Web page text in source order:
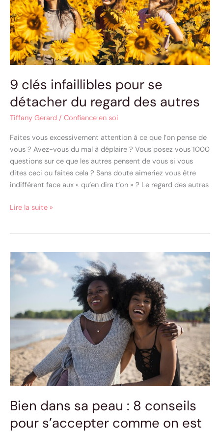
9 clés infaillibles pour se
détacher du regard des autres
Tiffany Gerard / Confiance en soi
Faites vous excessivement attention à ce que l’on pense de
vous ? Avez-vous du mal à déplaire ? Vous posez vous 1000
questions sur ce que les autres pensent de vous si vous
dites ceci ou faites cela ? Sans doute aimeriez vous être
indifférent face aux « qu’en dira t’on » ? Le regard des autres
du
regard
des
autres
Lire la suite »
Bien dans sa peau : 8 conseils
pour s’accepter comme on est
Bien
dans
sa
8
pour
s’accepter
comme
on
est